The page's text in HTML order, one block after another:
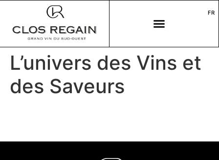
FR
L’univers des Vins et
des Saveurs